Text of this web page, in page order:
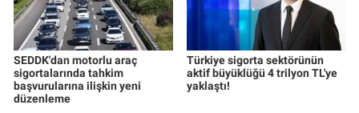
SEDDK'dan motorlu araç
sigortalarında tahkim
başvurularına ilişkin yeni
düzenleme
Türkiye sigorta sektörünün
aktif büyüklüğü 4 trilyon TL'ye
yaklaştı!